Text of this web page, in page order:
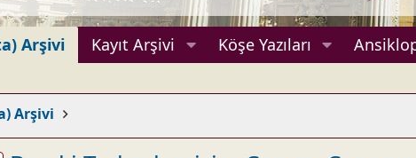
Arşivi Kayıt Arşivi Köşe Yazıları
Arşivi